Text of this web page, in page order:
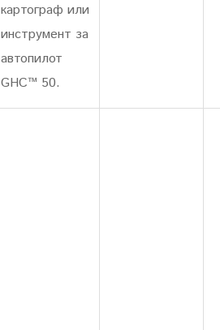
картограф или
инструмент за
автопилот
GHC™ 50.